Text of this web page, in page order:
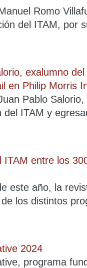
Romo
del ITAM, por
exalumno
en Philip Morris
Pablo
del ITAM y
ITAM entre los
este año, la
los distintos
2024
programa